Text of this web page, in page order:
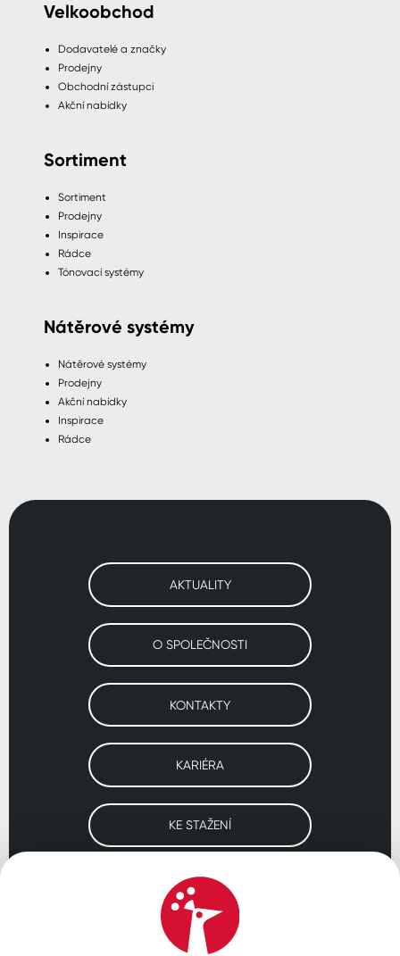
Velkoobchod
Dodavatelé a značky
Prodejny
Obchodní zástupci
Akční nabídky
Sortiment
Sortiment
Prodejny
Inspirace
Rádce
Tónovací systémy
Nátěrové systémy
Nátěrové systémy
Prodejny
Akční nabídky
Inspirace
Rádce
AKTUALITY
O SPOLEČNOSTI
KONTAKTY
KARIÉRA
KE STAŽENÍ
Navštivte naše pobočky
SLOVENSKO POLSKO